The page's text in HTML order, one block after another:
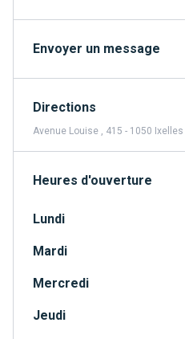
Envoyer un message
Directions
Avenue Louise , 415 - 1050 Ixelles
Heures d'ouverture
Lundi
Mardi
Mercredi
Jeudi